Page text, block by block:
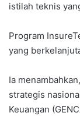
istilah teknis
Program
yang
Ia
strategis
Keuangan